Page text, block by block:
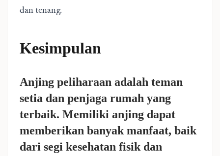
dan tenang.
Kesimpulan
Anjing peliharaan adalah teman
setia dan penjaga rumah yang
terbaik. Memiliki anjing dapat
memberikan banyak manfaat, baik
dari segi kesehatan fisik dan